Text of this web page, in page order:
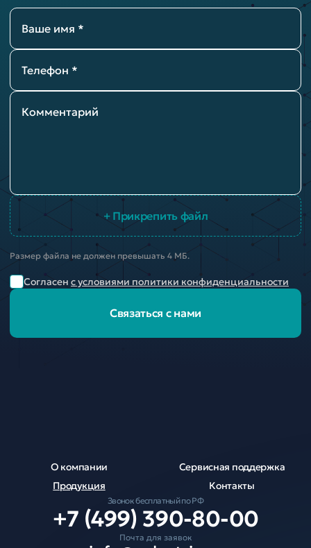
Ваше имя *
Телефон *
Комментарий
+ Прикрепить файл
Размер файла не должен превышать 4 МБ.
Согласен с условиями политики конфиденциальности
Связаться с нами
О компании
Продукция
Сервисная поддержка
Контакты
Звонок бесплатный по РФ
+7 (499) 390-80-00
Почта для заявок